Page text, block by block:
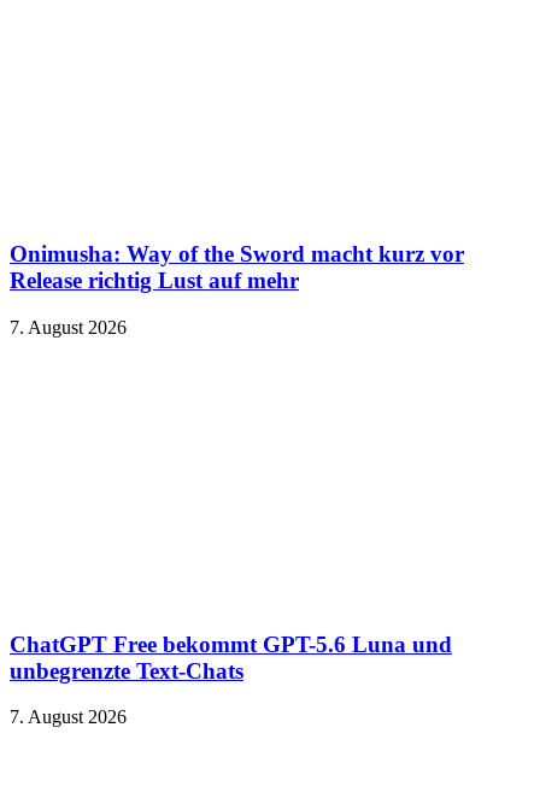
Onimusha: Way of the Sword macht kurz vor
Release richtig Lust auf mehr
7. August 2026
ChatGPT Free bekommt GPT-5.6 Luna und
unbegrenzte Text-Chats
7. August 2026